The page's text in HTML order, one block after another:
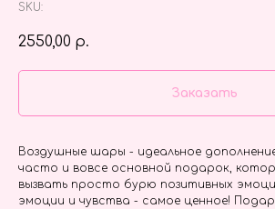
SKU:
2550,00 р.
Заказать
Воздушные шары - идеальное
часто и вовсе основной подарок,
вызвать просто бурю позитивных
эмоции и чувства - самое ценное!